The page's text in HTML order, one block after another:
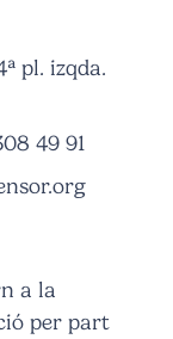
pl. izqda.
49 91
a la
per part